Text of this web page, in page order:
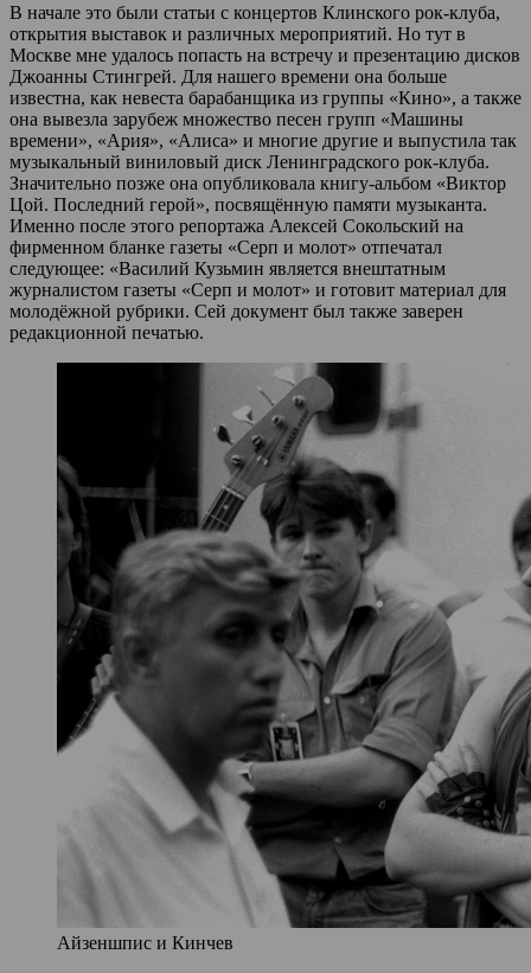
В начале это были статьи с концертов Клинского рок-клуба,
открытия выставок и различных мероприятий. Но тут в
Москве мне удалось попасть на встречу и презентацию дисков
Джоанны Стингрей. Для нашего времени она больше
известна, как невеста барабанщика из группы «Кино», а также
она вывезла зарубеж множество песен групп «Машины
времени», «Ария», «Алиса» и многие другие и выпустила так
музыкальный виниловый диск Ленинградского рок-клуба.
Значительно позже она опубликовала книгу-альбом «Виктор
Цой. Последний герой», посвящённую памяти музыканта.
Именно после этого репортажа Алексей Сокольский на
фирменном бланке газеты «Серп и молот» отпечатал
следующее: «Василий Кузьмин является внештатным
журналистом газеты «Серп и молот» и готовит материал для
молодёжной рубрики. Сей документ был также заверен
редакционной печатью.
Айзеншпис и Кинчев